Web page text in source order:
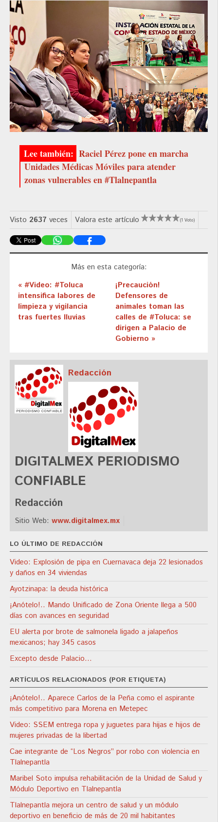
Raciel Pérez pone en marcha
Unidades Médicas Móviles para atender
zonas vulnerables en #Tlalnepantla
Visto 2637 veces Valora este artículo (1 Voto)
Más en esta categoría:
« #Video: #Toluca
intensifica labores de
limpieza y vigilancia
tras fuertes lluvias
¡Precaución!
Defensores de
animales toman las
calles de #Toluca: se
dirigen a Palacio de
Gobierno »
Redacción
DIGITALMEX PERIODISMO
CONFIABLE
Redacción
Sitio Web: www.digitalmex.mx
LO ÚLTIMO DE REDACCIÓN
Video: Explosión de pipa en Cuernavaca deja 22 lesionados
y daños en 34 viviendas
Ayotzinapa: la deuda histórica
¡Anótelo!.. Mando Unificado de Zona Oriente llega a 500
días con avances en seguridad
EU alerta por brote de salmonela ligado a jalapeños
mexicanos; hay 345 casos
Excepto desde Palacio…
ARTÍCULOS RELACIONADOS (POR ETIQUETA)
¡Anótelo!.. Aparece Carlos de la Peña como el aspirante
más competitivo para Morena en Metepec
Video: SSEM entrega ropa y juguetes para hijas e hijos de
mujeres privadas de la libertad
Cae integrante de “Los Negros” por robo con violencia en
Tlalnepantla
Maribel Soto impulsa rehabilitación de la Unidad de Salud y
Módulo Deportivo en Tlalnepantla
Tlalnepantla mejora un centro de salud y un módulo
deportivo en beneficio de más de 20 mil habitantes